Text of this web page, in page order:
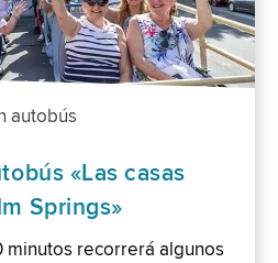
autobús
«Las casas
Springs»
recorrerá algunos